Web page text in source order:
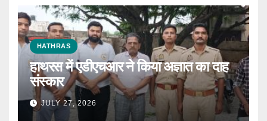
HATHRAS
हाथरस में एडीएचआर ने किया अज्ञात का दाह
संस्कार
JULY 27, 2026